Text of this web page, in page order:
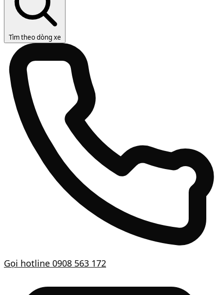
Tìm theo dòng xe
Gọi hotline 0908 563 172